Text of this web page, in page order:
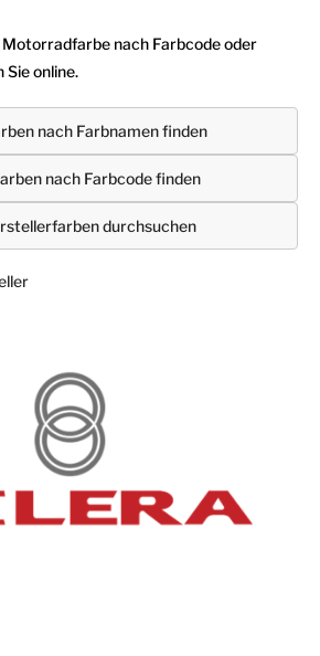
Motorradfarbe nach Farbcode oder
Sie online.
nach Farbnamen finden
nach Farbcode finden
durchsuchen